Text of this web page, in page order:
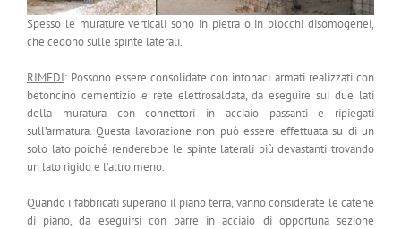
Spesso le murature verticali sono in pietra o in blocchi disomogenei,
che cedono sulle spinte laterali.
RIMEDI: Possono essere consolidate con intonaci armati realizzati con
betoncino cementizio e rete elettrosaldata, da eseguire sui due lati
della muratura con connettori in acciaio passanti e ripiegati
sull’armatura. Questa lavorazione non può essere effettuata su di un
solo lato poiché renderebbe le spinte laterali più devastanti trovando
un lato rigido e l’altro meno.
Quando i fabbricati superano il piano terra, vanno considerate le catene
di piano, da eseguirsi con barre in acciaio di opportuna sezione